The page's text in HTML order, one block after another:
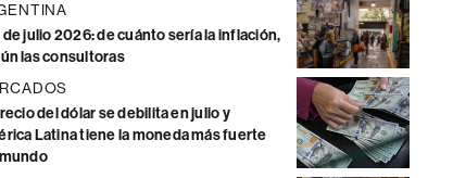
de julio 2026: de cuánto sería la inflación,
las consultoras
del dólar se debilita en julio y
Latina tiene la moneda más fuerte